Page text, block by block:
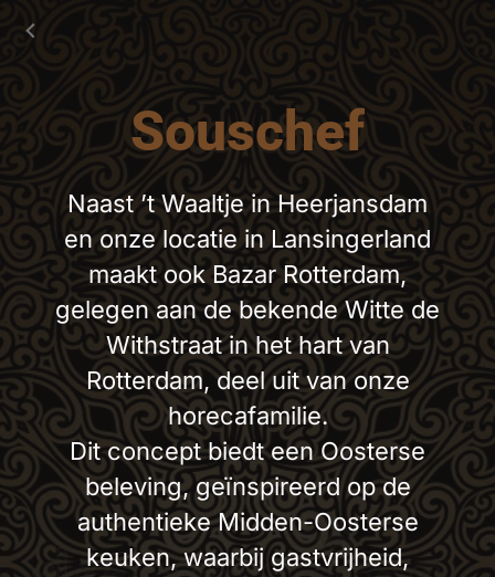
Souschef
Naast ’t Waaltje in Heerjansdam
en onze locatie in Lansingerland
maakt ook Bazar Rotterdam,
gelegen aan de bekende Witte de
Withstraat in het hart van
Rotterdam, deel uit van onze
horecafamilie.
Dit concept biedt een Oosterse
beleving, geïnspireerd op de
authentieke Midden-Oosterse
keuken, waarbij gastvrijheid,